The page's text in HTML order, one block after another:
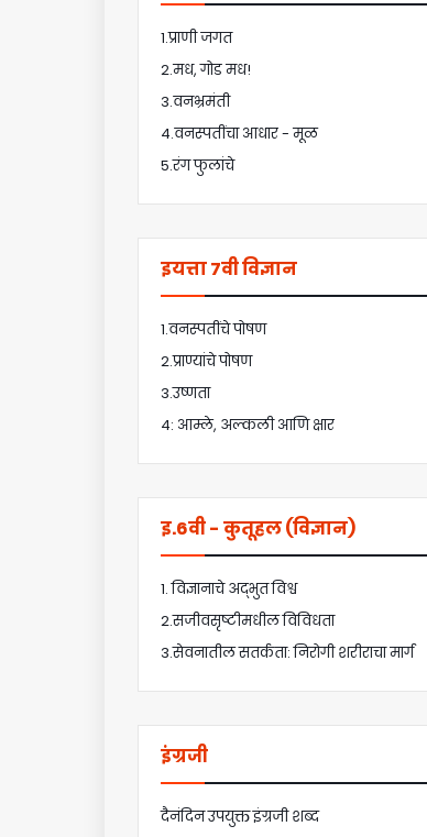
1.प्राणी जगत
2.मध, गोड मध!
3.वनभ्रमंती
4.वनस्पतींचा आधार - मूळ
5.रंग फुलांचे
इयत्ता 7वी विज्ञान
1.वनस्पतींचे पोषण
2.प्राण्यांचे पोषण
3.उष्णता
4: आम्ले, अल्कली आणि क्षार
इ.6वी - कुतूहल (विज्ञान)
1. विज्ञानाचे अद्भुत विश्व
2.सजीवसृष्टीमधील विविधता
3.सेवनातील सतर्कता: निरोगी शरीराचा मार्ग
इंग्रजी
दैनंदिन उपयुक्त इंग्रजी शब्द